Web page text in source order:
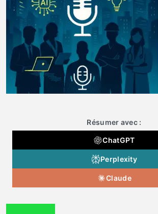
Résumer avec :
ChatGPT
Perplexity
Claude